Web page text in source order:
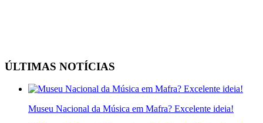
ÚLTIMAS NOTÍCIAS
Museu Nacional da Música em Mafra? Excelente ideia!